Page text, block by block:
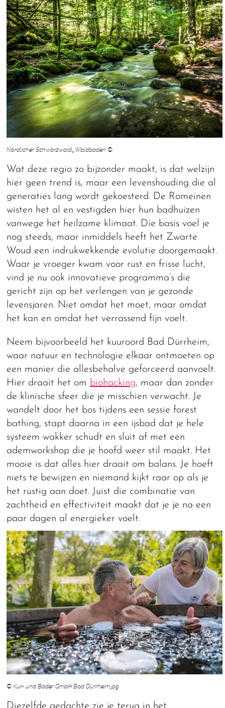
Nördlicher Schwarzwald_Waldbaden ©
Wat deze regio zo bijzonder maakt, is dat welzijn
hier geen trend is, maar een levenshouding die al
generaties lang wordt gekoesterd. De Romeinen
wisten het al en vestigden hier hun badhuizen
vanwege het heilzame klimaat. Die basis voel je
nog steeds, maar inmiddels heeft het Zwarte
Woud een indrukwekkende evolutie doorgemaakt.
Waar je vroeger kwam voor rust en frisse lucht,
vind je nu ook innovatieve programma’s die
gericht zijn op het verlengen van je gezonde
levensjaren. Niet omdat het moet, maar omdat
het kan en omdat het verrassend fijn voelt.
Neem bijvoorbeeld het kuuroord Bad Dürrheim,
waar natuur en technologie elkaar ontmoeten op
een manier die allesbehalve geforceerd aanvoelt.
Hier draait het om biohacking, maar dan zonder
de klinische sfeer die je misschien verwacht. Je
wandelt door het bos tijdens een sessie forest
bathing, stapt daarna in een ijsbad dat je hele
systeem wakker schudt en sluit af met een
ademworkshop die je hoofd weer stil maakt. Het
mooie is dat alles hier draait om balans. Je hoeft
niets te bewijzen en niemand kijkt raar op als je
het rustig aan doet. Juist die combinatie van
zachtheid en effectiviteit maakt dat je je na een
paar dagen al energieker voelt.
© Kur- und Bäder GmbH Bad Dürrheim.jpg